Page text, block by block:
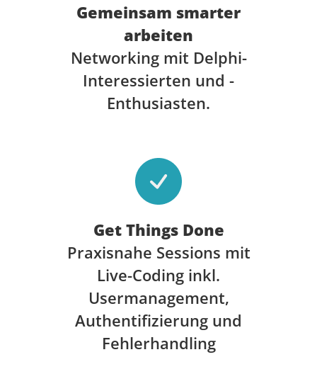
Gemeinsam smarter
arbeiten
Networking mit Delphi-
Interessierten und -
Enthusiasten.
Get Things Done
Praxisnahe Sessions mit
Live-Coding inkl.
Usermanagement,
Authentifizierung und
Fehlerhandling